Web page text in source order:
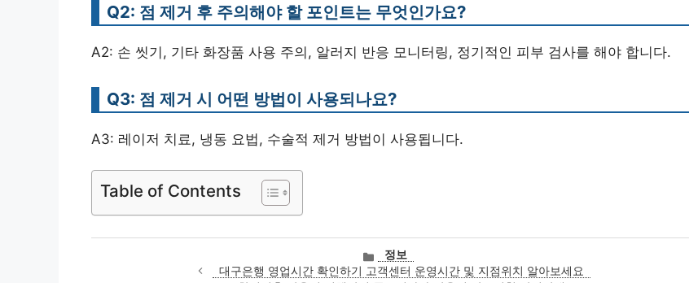
Q2: 점 제거 후 주의해야 할 포인트는 무엇인가요?
A2: 손 씻기, 기타 화장품 사용 주의, 알러지 반응 모니터링, 정기적인 피부 검사를 해야 합니다.
Q3: 점 제거 시 어떤 방법이 사용되나요?
A3: 레이저 치료, 냉동 요법, 수술적 제거 방법이 사용됩니다.
Table of Contents
카
테
정보
대구은행 영업시간 확인하기 고객센터 운영시간 및 지점위치 알아보세요